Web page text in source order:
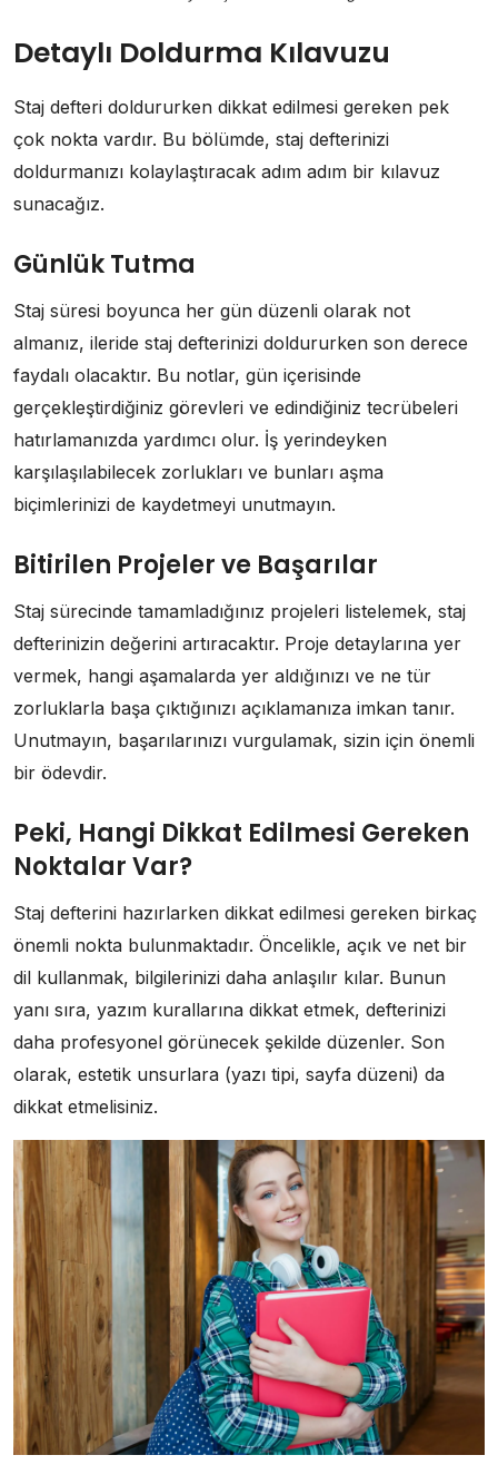
Detaylı Doldurma Kılavuzu
Staj defteri doldururken dikkat edilmesi gereken pek
çok nokta vardır. Bu bölümde, staj defterinizi
doldurmanızı kolaylaştıracak adım adım bir kılavuz
sunacağız.
Günlük Tutma
Staj süresi boyunca her gün düzenli olarak not
almanız, ileride staj defterinizi doldururken son derece
faydalı olacaktır. Bu notlar, gün içerisinde
gerçekleştirdiğiniz görevleri ve edindiğiniz tecrübeleri
hatırlamanızda yardımcı olur. İş yerindeyken
karşılaşılabilecek zorlukları ve bunları aşma
biçimlerinizi de kaydetmeyi unutmayın.
Bitirilen Projeler ve Başarılar
Staj sürecinde tamamladığınız projeleri listelemek, staj
defterinizin değerini artıracaktır. Proje detaylarına yer
vermek, hangi aşamalarda yer aldığınızı ve ne tür
zorluklarla başa çıktığınızı açıklamanıza imkan tanır.
Unutmayın, başarılarınızı vurgulamak, sizin için önemli
bir ödevdir.
Peki, Hangi Dikkat Edilmesi Gereken
Noktalar Var?
Staj defterini hazırlarken dikkat edilmesi gereken birkaç
önemli nokta bulunmaktadır. Öncelikle, açık ve net bir
dil kullanmak, bilgilerinizi daha anlaşılır kılar. Bunun
yanı sıra, yazım kurallarına dikkat etmek, defterinizi
daha profesyonel görünecek şekilde düzenler. Son
olarak, estetik unsurlara (yazı tipi, sayfa düzeni) da
dikkat etmelisiniz.